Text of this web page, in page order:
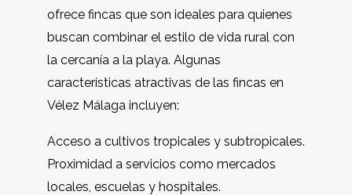
ofrece fincas que son ideales para quienes
buscan combinar el estilo de vida rural con
la cercanía a la playa. Algunas
características atractivas de las fincas en
Vélez Málaga incluyen:
Acceso a cultivos tropicales y subtropicales.
Proximidad a servicios como mercados
locales, escuelas y hospitales.